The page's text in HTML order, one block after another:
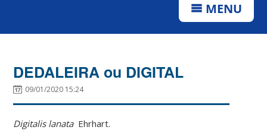
MENU
DEDALEIRA ou DIGITAL
09/01/2020 15:24
Digitalis lanataEhrhart.